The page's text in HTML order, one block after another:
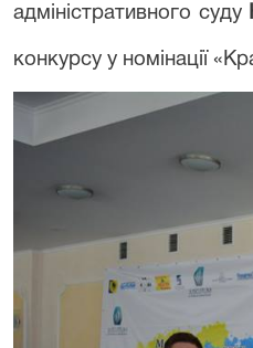
адміністративного суду
конкурсу у номінації